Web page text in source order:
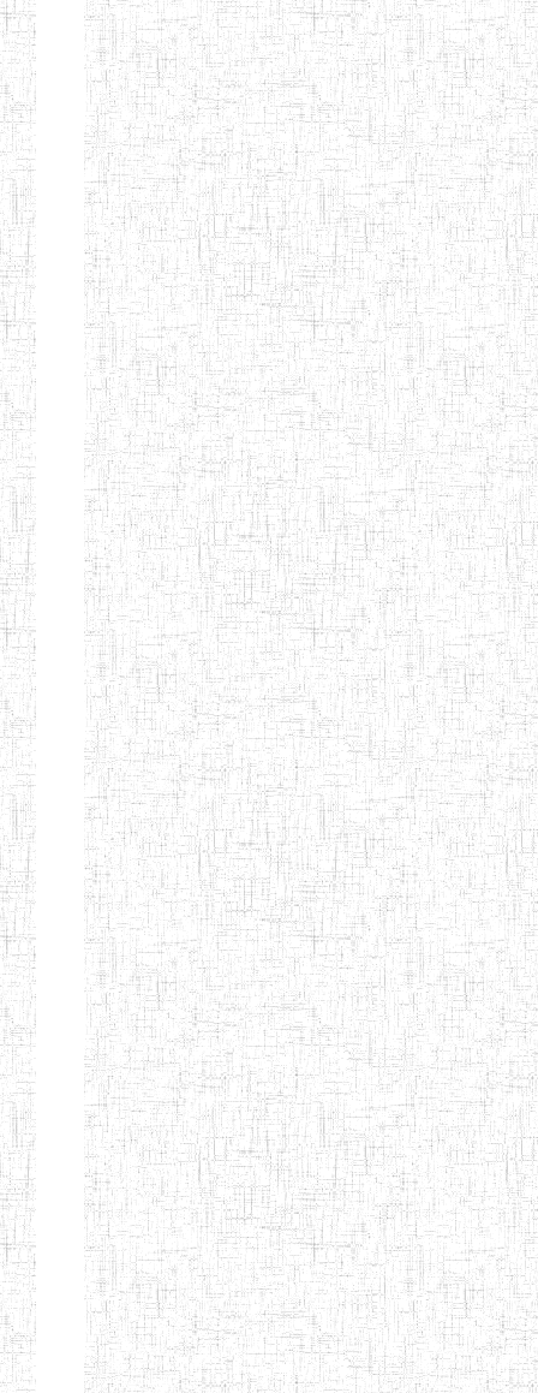
Denomination Création Type Nature
Afficher Page 13 sur 13 Total: 307
Début Préc. 4 5 6 7 8
9
13
Suivant Fin
GTTC
BANGEM
08/12/1997 ENIEG Public
GTTC
FONTEM
25/09/2000 ENIEG Public
GTTC
MAMFE
03/11/1983 ENIEG Public
GBTTC
KUMBA
25/08/1978 ENIEG Public
GTTTC
KUMBA
13/08/2013 ENIET Public
GTTC AKWA-
BAKASSI
27/08/2013 ENIEG Public
GTTC
MUNDEMBA
01/08/1997 ENIEG Public
Etablissements
d'enseignement
secondaire
technique
et
professionnel